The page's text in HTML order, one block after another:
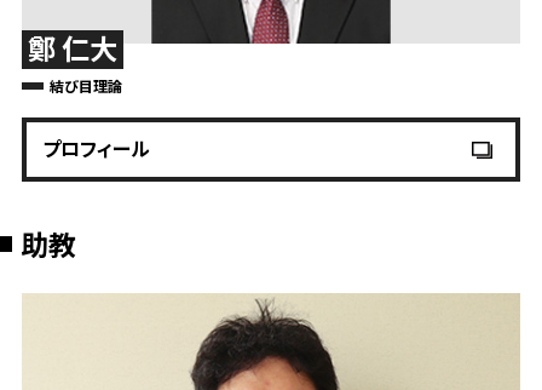
鄭 仁大
結び目理論
プロフィール
助教